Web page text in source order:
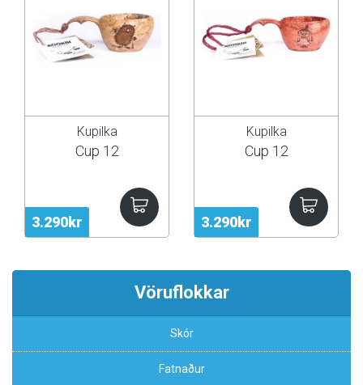
3.290kr
Kupilka
Cup 12
3.290kr
Kupilka
Cup 12
Vöruflokkar
Skór
Fatnaður